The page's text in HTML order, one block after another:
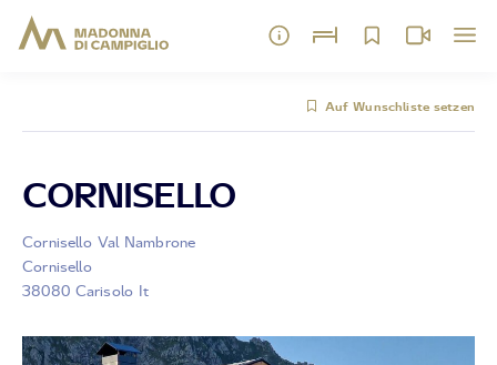
Auf Wunschliste setzen
CORNISELLO
Cornisello Val Nambrone
Cornisello
38080 Carisolo It